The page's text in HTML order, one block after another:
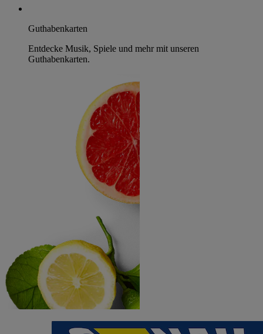
Guthabenkarten
Entdecke Musik, Spiele und mehr mit unseren
Guthabenkarten.